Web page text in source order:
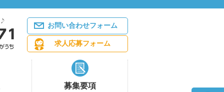
お問い合わせフォーム
求人応募フォーム
募集要項